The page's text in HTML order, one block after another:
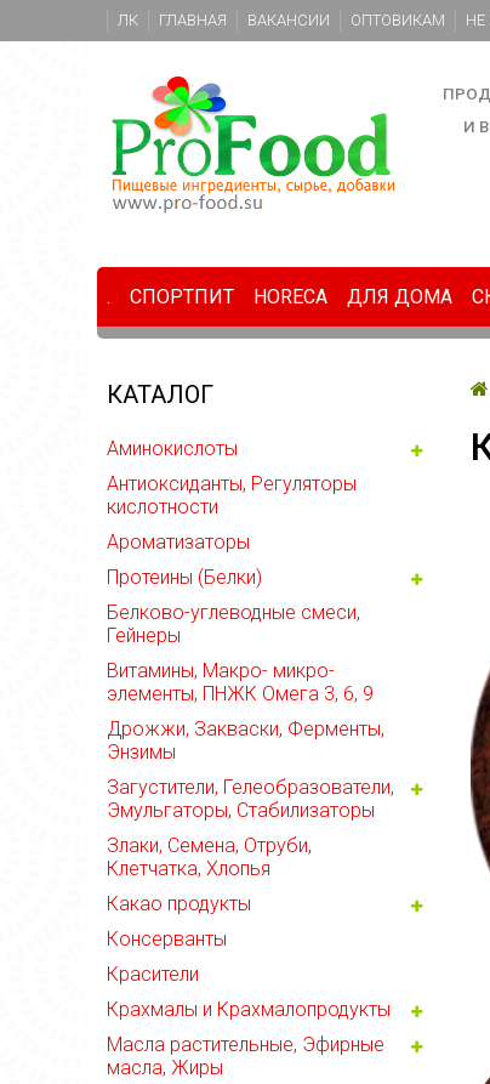
ЛК ГЛАВНАЯ ВАКАНСИИ ОПТОВИКАМ НЕ
И
. СПОРТПИТ HORECA ДЛЯ ДОМА
КАТАЛОГ
Аминокислоты
Антиоксиданты, Регуляторы
кислотности
Ароматизаторы
Протеины (Белки)
Белково-углеводные смеси,
Гейнеры
Витамины, Макро- микро-
элементы, ПНЖК Омега 3, 6, 9
Дрожжи, Закваски, Ферменты,
Энзимы
Загустители, Гелеобразователи,
Эмульгаторы, Стабилизаторы
Злаки, Семена, Отруби,
Клетчатка, Хлопья
Какао продукты
Консерванты
Красители
Крахмалы и Крахмалопродукты
Масла растительные, Эфирные
масла, Жиры